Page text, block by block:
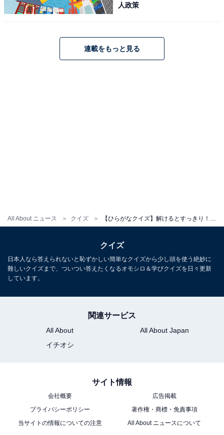
All About ニュース クイズ
人政策
連載をもっと見る
クイズ
日本人なら答えられないと恥ずかしい簡単なクイズから少し頭を使う絶妙に
難しいクイズまで、ついつい答えたくなるオモシロ＆学びクイズを日々更新
しています。
関連サービス
All About
All About Japan
イチオシ
サイト情報
会社概要
広告掲載
プライバシーポリシー
著作権・商標・免責事項
当サイトの情報についての注意
All About ニュースについて